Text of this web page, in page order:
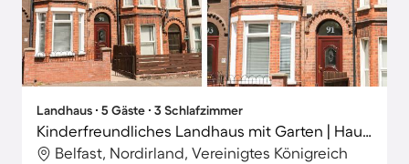
Landhaus ∙ 5 Gäste ∙ 3 Schlafzimmer
Kinderfreundliches Landhaus mit Garten | Haustierfreundlich
Belfast, Nordirland, Vereinigtes Königreich